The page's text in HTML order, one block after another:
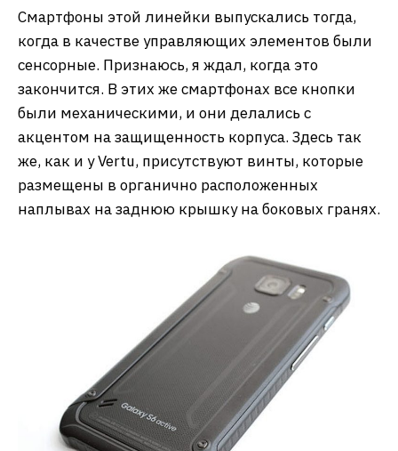
Смартфоны этой линейки выпускались тогда,
когда в качестве управляющих элементов были
сенсорные. Признаюсь, я ждал, когда это
закончится. В этих же смартфонах все кнопки
были механическими, и они делались с
акцентом на защищенность корпуса. Здесь так
же, как и у Vertu, присутствуют винты, которые
размещены в органично расположенных
наплывах на заднюю крышку на боковых гранях.